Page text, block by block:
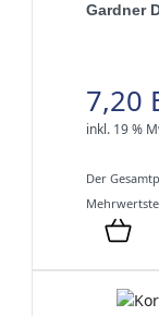
Gardner
7,20
inkl. 19 %
Der